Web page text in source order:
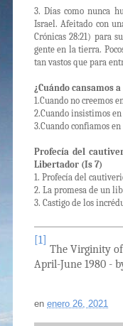
3. Días como nunca
Israel. Afeitado con
Crónicas 28:21) para
gente en la tierra.
tan vastos que para
¿Cuándo cansamos
1.Cuando no creemos
2.Cuando insistimos
3.Cuando confiamos
Profecía del
Libertador (Is 7)
1. Profecía del
2. La promesa de un
3. Castigo de los
[1]
The Virginity
April-June 1980 -
en enero 26, 2021